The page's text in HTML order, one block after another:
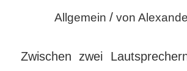
Allgemein / von
Zwischen zwei